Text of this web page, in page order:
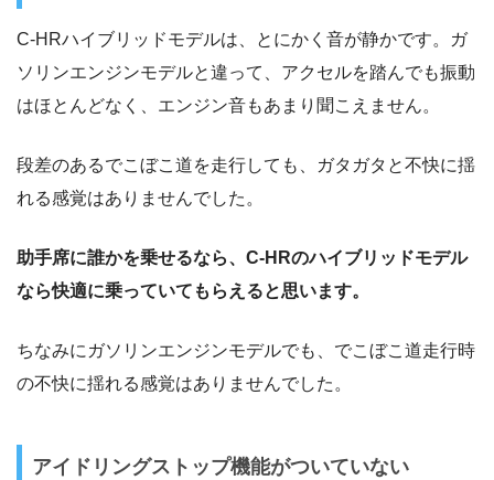
C-HRハイブリッドモデルは、とにかく音が静かです。ガ
ソリンエンジンモデルと違って、アクセルを踏んでも振動
はほとんどなく、エンジン音もあまり聞こえません。
段差のあるでこぼこ道を走行しても、ガタガタと不快に揺
れる感覚はありませんでした。
助手席に誰かを乗せるなら、C-HRのハイブリッドモデル
なら快適に乗っていてもらえると思います。
ちなみにガソリンエンジンモデルでも、でこぼこ道走行時
の不快に揺れる感覚はありませんでした。
アイドリングストップ機能がついていない